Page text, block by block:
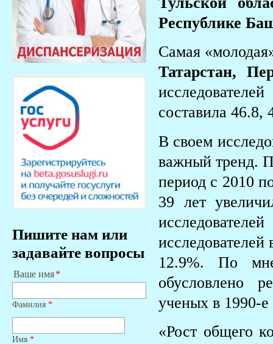
Пишите нам или
задавайте вопросы
Ваше имя
Фамилия *
Имя *
Республике
Самая
Татарстан,
составила 46.8,
В своем
важный тренд.
период с 2010
39 лет
исследователей
12.9%. По
обусловлено
ученых в 1990-е
«Рост общего